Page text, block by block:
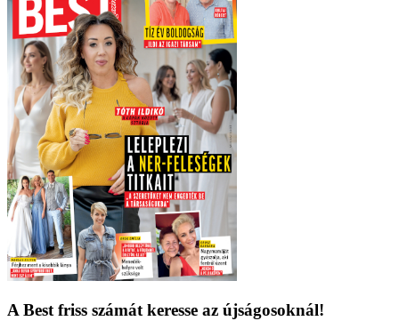
A Best friss számát keresse az újságosoknál!